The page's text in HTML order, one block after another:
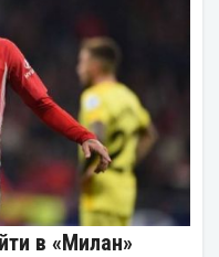
в «Милан»